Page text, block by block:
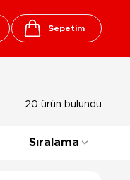
Cart
Sepetim
20 ürün bulundu
Sıralama